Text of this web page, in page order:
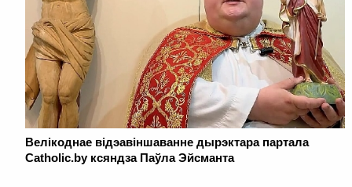
Велікоднае відэавіншаванне дырэктара партала
Catholic.by ксяндза Паўла Эйсманта